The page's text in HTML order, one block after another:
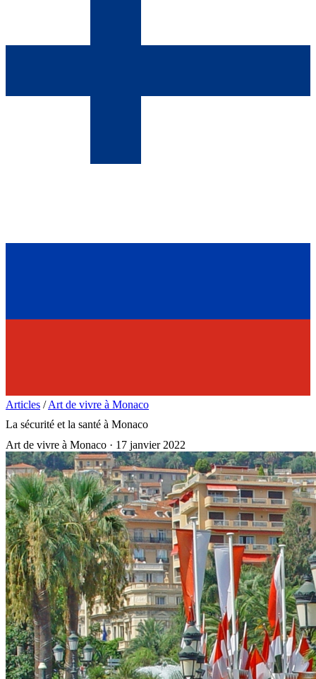
Articles / Art de vivre à Monaco
La sécurité et la santé à Monaco
Art de vivre à Monaco · 17 janvier 2022